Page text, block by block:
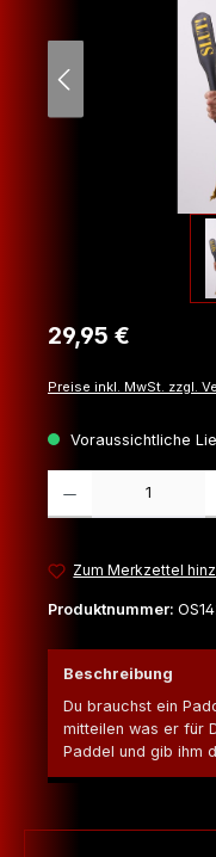
Regulärer Preis:
29,95 €
Preise inkl. MwSt. zzgl.
Voraussichtliche
Zum Merkzettel
Produktnummer:
Beschreibung
Du brauchst ein
mitteilen was er für
Paddel und gib ihm